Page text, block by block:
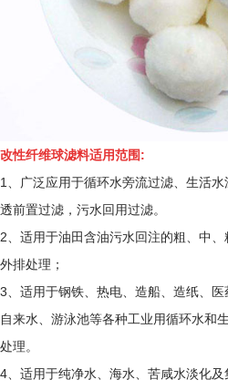
改性纤维球滤料适用范围:
1、广泛应用于循环水旁流过滤、生活
透前置过滤，污水回用过滤。
2、适用于油田含油污水回注的粗、中
外排处理；
3、适用于钢铁、热电、造船、造纸、医
自来水、游泳池等各种工业用循环水和
处理。
4、适用于纯净水、海水、苦咸水淡化